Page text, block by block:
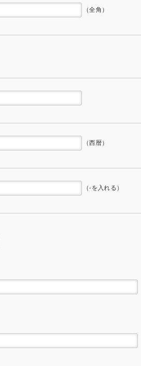
（全角）
（西暦）
（-を入れる）